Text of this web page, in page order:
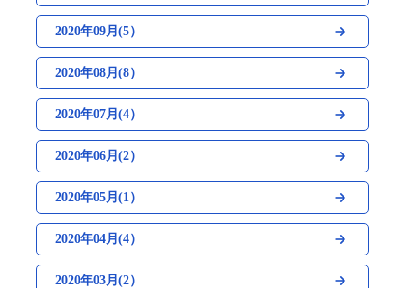
2020年09月(5）
2020年08月(8）
2020年07月(4）
2020年06月(2）
2020年05月(1）
2020年04月(4）
2020年03月(2）